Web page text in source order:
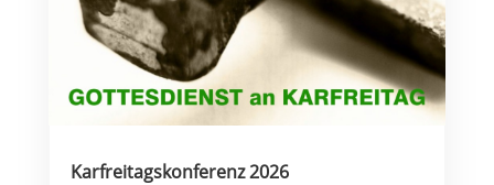
Karfreitagskonferenz 2026